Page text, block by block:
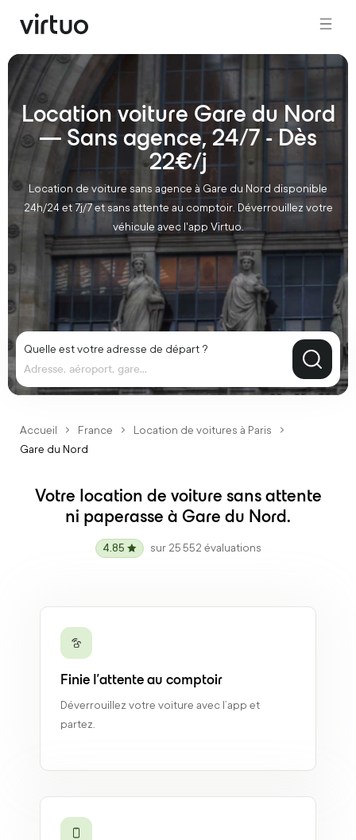
Location voiture Gare du Nord
— Sans agence, 24/7 - Dès
22€/j
Location de voiture sans agence à Gare du Nord disponible
24h/24 et 7j/7 et sans attente au comptoir. Déverrouillez votre
véhicule avec l'app Virtuo.
Quelle est votre adresse de départ ?
Adresse, aéroport, gare...
Accueil France
Location de voitures à Paris
Gare du Nord
Votre location de voiture sans attente
ni paperasse à Gare du Nord.
4.85 sur 25 552 évaluations
Finie l’attente au comptoir
Déverrouillez votre voiture avec l’app et
partez.